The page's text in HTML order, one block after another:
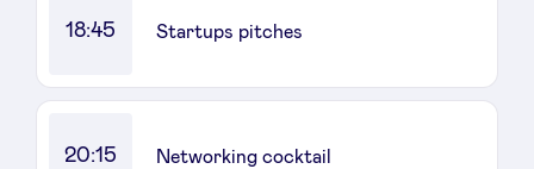
18:45 Startups pitches
20:15 Networking cocktail